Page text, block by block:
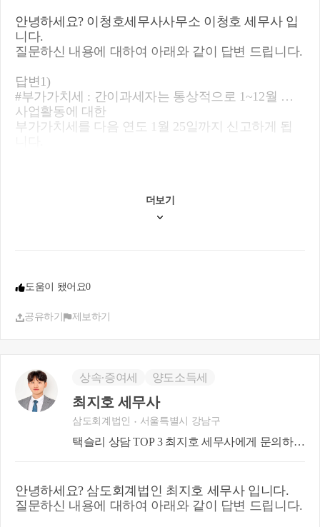
안녕하세요? 이청호세무사사무소 이청호 세무사 입
니다.
질문하신 내용에 대하여 아래와 같이 답변 드립니다.
답변1)
#부가가치세 : 간이과세자는 통상적으로 1~12월 간
사업활동에 대한
부가가치세를 다음 연도 1월 25일까지 신고하게 됩
다음 연도 5월 말일까지 종합소득세 신고를 이행 및
세금을 납부하셔야 합니다.
판매액을 매출로 잡는 것이 아니고
합니다.
개인사업자의 경우 배우자 또는 종업원의 카드를 사
용한 경우
본인 사업의 비용처리가 가능합니다.
하지만 제 3자의 신용카드를 통해 지출한 경우 비용
처리는 어렵습니다.
해당 답변이 질문자님께 작게나마 도움이 되었길 바
랍니다.
더보기
도움이 됐어요0
공유하기 제보하기
상속∙증여세 양도소득세
최지호 세무사
삼도회계법인 서울특별시 강남구
택슬리 상담 TOP 3 최지호 세무사에게 문의하세
안녕하세요? 삼도회계법인 최지호 세무사 입니다.
질문하신 내용에 대하여 아래와 같이 답변 드립니다.